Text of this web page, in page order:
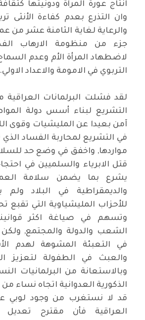
انتاج عورة المرأة ودونيتها
وان التذرع بعدم كفاءة الأنثى
والرعاية لغاية الثامنة عشر من
جزء من منظومة الارهاب
لاضطهاد المرأة الأم وعدم السماح
التربوي في الامومة والاعداد الاولي.
التشريع لبناء أسس دولة
آمن بعيدا عن المليشيات وقوى
في التشريع لمحاربة الفساد الذي
مواردها, واخفق في وضع حد
قتل الابرياء والسلميين في
يشرع بما يضمن سلامة
والديمقراطية في البلاد
للأحزاب المليشياوية التي تقبع
وتسهم في صياغة اكثر
الشعب والدولة والمجتمع, ولكن
في التعبئة المشوهة لهدم
والعبث في الطفولة لتعزيز
وبالاستعانة من البرلمانيات
الذكورية العدوانية اتجاه نساء
قد لا نستغرب من وجود لوبي
العراقية فأن مقترح تعديل